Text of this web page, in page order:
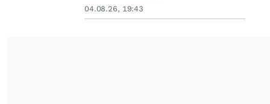
04.08.26, 19:43